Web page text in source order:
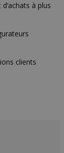
à plus
clients